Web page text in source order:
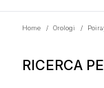
Home / Orologi /
RICERCA